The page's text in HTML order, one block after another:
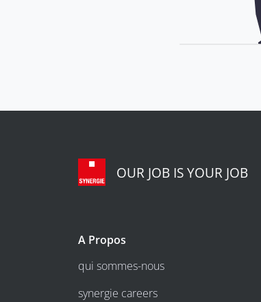
OUR JOB IS YOUR JOB
A Propos
qui sommes-nous
synergie careers